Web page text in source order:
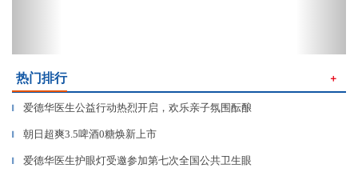
热门排行 ＋
▎ 爱德华医生公益行动热烈开启，欢乐亲子氛围酝酿
▎ 朝日超爽3.5啤酒0糖焕新上市
▎ 爱德华医生护眼灯受邀参加第七次全国公共卫生眼